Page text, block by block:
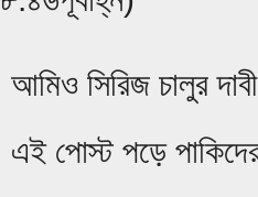
আমিও সিরিজ চালুর
এই পোস্ট পড়ে